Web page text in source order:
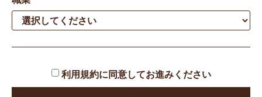
利用規約に同意してお進みください